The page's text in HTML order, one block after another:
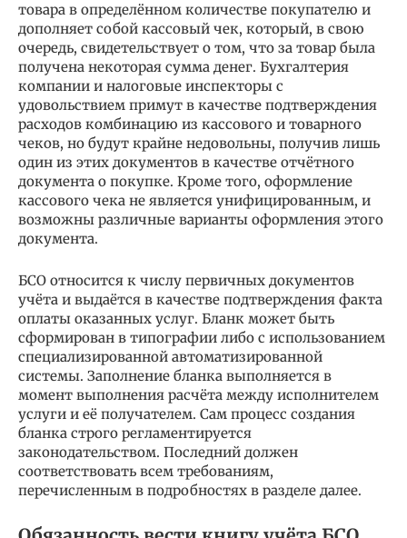
товара в определённом количестве покупателю и
дополняет собой кассовый чек, который, в свою
очередь, свидетельствует о том, что за товар была
получена некоторая сумма денег. Бухгалтерия
компании и налоговые инспекторы с
удовольствием примут в качестве подтверждения
расходов комбинацию из кассового и товарного
чеков, но будут крайне недовольны, получив лишь
один из этих документов в качестве отчётного
документа о покупке. Кроме того, оформление
кассового чека не является унифицированным, и
возможны различные варианты оформления этого
документа.
БСО относится к числу первичных документов
учёта и выдаётся в качестве подтверждения факта
оплаты оказанных услуг. Бланк может быть
сформирован в типографии либо с использованием
специализированной автоматизированной
системы. Заполнение бланка выполняется в
момент выполнения расчёта между исполнителем
услуги и её получателем. Сам процесс создания
бланка строго регламентируется
законодательством. Последний должен
соответствовать всем требованиям,
перечисленным в подробностях в разделе далее.